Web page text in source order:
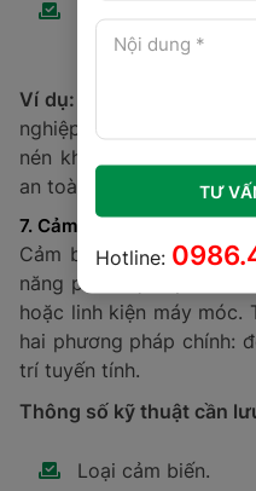
Nhiệt độ hoạt
Ví dụ:Trong ngành sản
được dùng để kiểm tra
nhỏ mà không cần
xác và bảo vệ bề mặt
TƯ
Hotline: